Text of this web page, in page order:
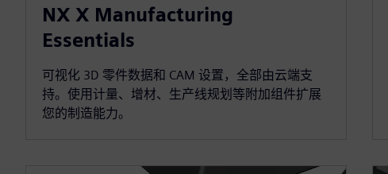
NX X Manufacturing
Essentials
可视化 3D 零件数据和 CAM 设置，全部由云端支
持。使用计量、增材、生产线规划等附加组件扩展
您的制造能力。